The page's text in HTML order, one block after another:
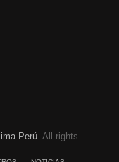
Perú. All rights